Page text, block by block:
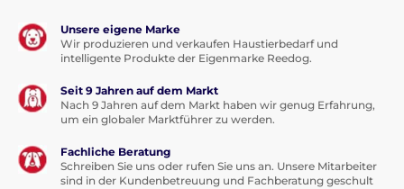
Unsere eigene Marke
Wir produzieren und verkaufen Haustierbedarf und
intelligente Produkte der Eigenmarke Reedog.
Seit 9 Jahren auf dem Markt
Nach 9 Jahren auf dem Markt haben wir genug Erfahrung,
um ein globaler Marktführer zu werden.
Fachliche Beratung
Schreiben Sie uns oder rufen Sie uns an. Unsere Mitarbeiter
sind in der Kundenbetreuung und Fachberatung geschult